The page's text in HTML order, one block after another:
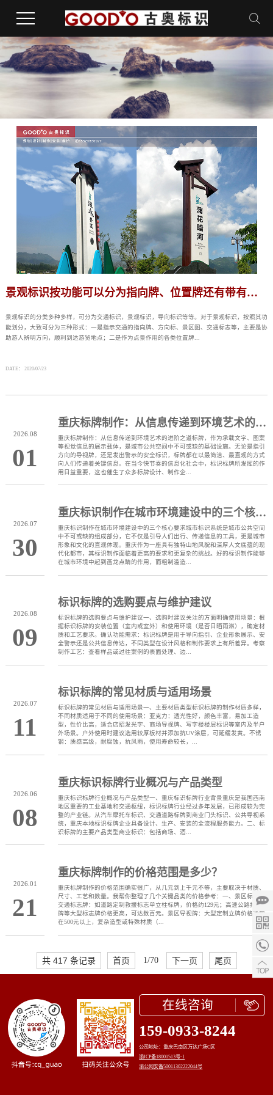
景观标识按功能可以分为指向牌、位置牌还有带有宣传教育内容的展示栏
景观标识的分类多种多样，可分为交通标识，景观标识，导向标识等等。对于景观标识，按照其功
能划分，大致可分为三种形式：一是指示交通的指向牌、方向标、景区图、交通标志等，主要是协
助游人辨明方向，顺利到达游览地点；二是作为点景作用的各类位置牌...
DATE： 2020/07/23
2026.08
01
重庆标牌制作：从信息传递到环境艺术的进阶之道
重庆标牌制作：从信息传递到环境艺术的进阶之道标牌，作为承载文字、图案
等视觉信息的展示载体，是城市公共空间中不可或缺的基础设施。无论是指引
方向的导视牌，还是发出警示的安全标识，标牌都在以最简洁、最直观的方式
向人们传递着关键信息。在当今快节奏的信息化社会中，标识标牌所发挥的作
用日益重要，这也催生了众多标牌设计、制作企...
2026.07
30
重庆标识制作在城市环境建设中的三个核心要求
重庆标识制作在城市环境建设中的三个核心要求城市标识系统是城市公共空间
中不可或缺的组成部分，它不仅是引导人们出行、传递信息的工具，更是城市
形象和文化的直观体现。重庆作为一座具有独特山地风貌和深厚人文底蕴的现
代化都市，其标识制作面临着更高的要求和更复杂的挑战。好的标识制作能够
在城市环境中起到画龙点睛的作用，而粗制滥造...
2026.08
09
标识标牌的选购要点与维护建议
标识标牌的选购要点与维护建议一、选购时建议关注的方面明确使用场景：根
据标识标牌的安装位置（室内或室外）和使用环境（是否日晒雨淋），确定材
质和工艺要求。确认功能需求：标识标牌是用于导向指引、企业形象展示、安
全警示还是公共信息传达，不同类型在设计风格和制作要求上有所差异。考察
制作工艺：查看样品或过往案例的表面处理、边...
2026.07
11
标识标牌的常见材质与适用场景
标识标牌的常见材质与适用场景一、主要材质类型标识标牌的制作材质多样，
不同材质适用于不同的使用场景：亚克力：透光性好，颜色丰富，易加工造
型，性价比高，适合店招发光字、商场导视牌、写字楼楼层标识等室内及半户
外场景。户外使用时建议选用较厚板材并添加抗UV涂层，可延缓发黄。不锈
钢：质感高级，耐腐蚀，抗风雨，使用寿命较长，...
2026.06
08
重庆标识标牌行业概况与产品类型
重庆标识标牌行业概况与产品类型一、重庆标识标牌行业背景重庆是我国西南
地区重要的工业基地和交通枢纽，标识标牌行业经过多年发展，已形成较为完
整的产业链。从汽车摩托车标识、交通道路标牌到商业门头标识、公共导视系
统，重庆本地标识标牌企业具备设计、生产、安装的全流程服务能力。二、标
识标牌的主要产品类型商业标识：包括商场、酒...
2026.01
21
重庆标牌制作的价格范围是多少？
重庆标牌制作的价格范围确实很广，从几元到上千元不等，主要取决于材质、
尺寸、工艺和数量。我帮你整理了几个关键品类的价格参考：一、景区标识牌
交通标志牌‌：如道路定制救援标志单立柱标牌，价格约129元；高速公路指示
牌等大型标志牌价格更高，可达数百元。景区导视牌‌：大型定制立牌价格通常
在500元以上，复杂造型或特殊材质（...
共 417 条记录 首页 1/70 下一页 尾页
在线咨询
159-0933-8244
公司地址：重庆巴南区万达广场C区
渝ICP备18001513号-1
渝公网安备50011302222044号